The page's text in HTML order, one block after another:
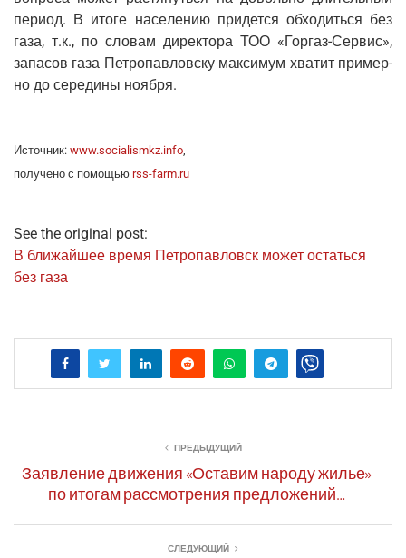
пери­од. В ито­ге насе­ле­нию при­дет­ся обхо­дить­ся без
газа, т.к., по сло­вам дирек­то­ра ТОО «Гор­газ-Сер­вис»,
запа­сов газа Пет­ро­пав­лов­ску мак­си­мум хва­тит при­мер­
но до сере­ди­ны ноября.
Источ­ник: www.socialismkz.info
полу­че­но с помо­щью rss-farm.ru
See the original post:
В бли­жай­шее вре­мя Пет­ро­пав­ловск может остать­ся
без газа
ПРЕДЫДУЩИЙ
Заявление движения «Оставим народу жилье»
по итогам рассмотрения предложений…
СЛЕДУЮЩИЙ